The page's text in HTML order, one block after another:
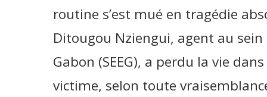
routine s’est mué en tragédie
Ditougou Nziengui, agent au sein
Gabon (SEEG), a perdu la vie
victime, selon toute